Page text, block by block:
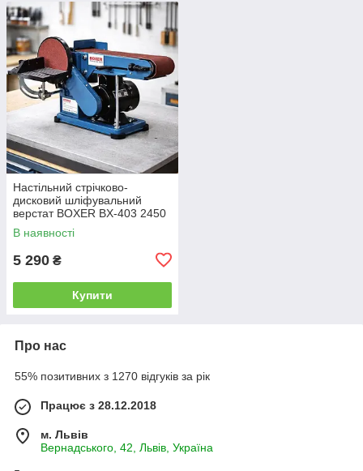
Настільний стрічково-
дисковий шліфувальний
верстат BOXER BX-403 2450
Вт, диск 230 мм, стрічка
915х100 мм, 2850 об/хв
В наявності
5 290 ₴
Купити
Про нас
55% позитивних з 1270 відгуків за рік
Працює з 28.12.2018
м. Львів
Вернадського, 42, Львів, Україна